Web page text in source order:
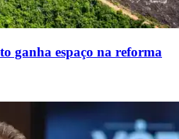
ganha espaço na reforma